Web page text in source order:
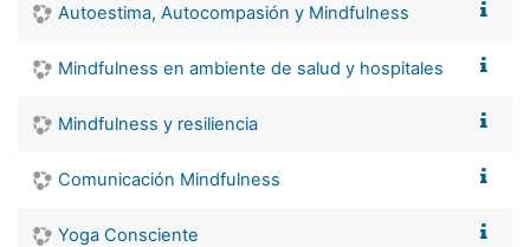
Autoestima, Autocompasión y Mindfulness
Mindfulness en ambiente de salud y hospitales
Mindfulness y resiliencia
Comunicación Mindfulness
Yoga Consciente